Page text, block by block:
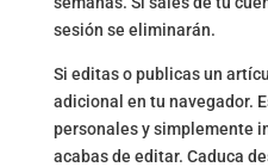
sesión se eliminarán.
Si editas o publicas un
adicional en tu navegador.
personales y simplemente
acabas de editar. Caduca